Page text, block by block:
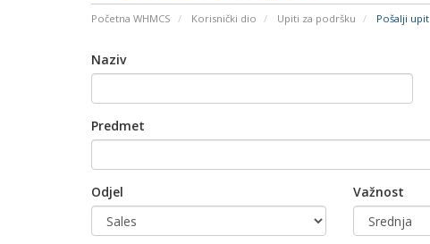
Početna WHMCS Korisnički dio Upiti za podršku Pošalji upit
Naziv
Predmet
Odjel Važnost